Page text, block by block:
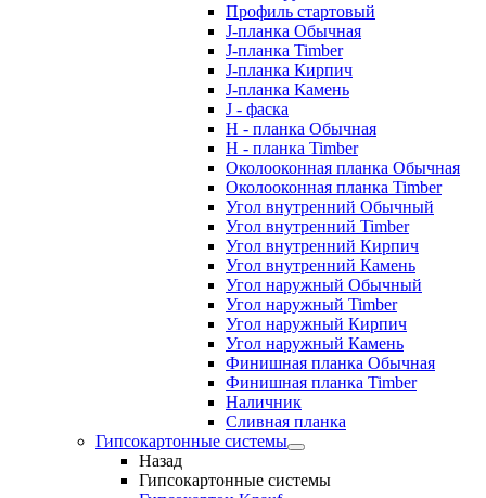
Профиль стартовый
J-планка Обычная
J-планка Timber
J-планка Кирпич
J-планка Камень
J - фаска
Н - планка Обычная
Н - планка Timber
Околооконная планка Обычная
Околооконная планка Timber
Угол внутренний Обычный
Угол внутренний Timber
Угол внутренний Кирпич
Угол внутренний Камень
Угол наружный Обычный
Угол наружный Timber
Угол наружный Кирпич
Угол наружный Камень
Финишная планка Обычная
Финишная планка Timber
Наличник
Сливная планка
Гипсокартонные системы
Назад
Гипсокартонные системы